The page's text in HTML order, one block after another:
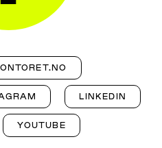
LINKEDIN
YOUTUBE